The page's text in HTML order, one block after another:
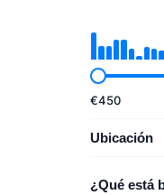
€450
Ubicación
¿Qué está